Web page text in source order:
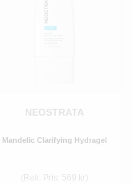
NEOSTRATA
Mandelic Clarifying Hydragel
(Rek. Pris: 569 kr)